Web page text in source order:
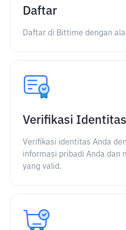
Daftar
Daftar di Bittime dengan
Verifikasi
Verifikasi identitas Anda
informasi pribadi Anda dan
yang valid.